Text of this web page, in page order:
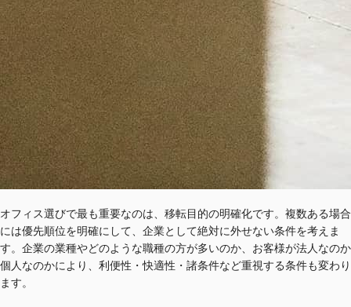
オフィス選びで最も重要なのは、移転目的の明確化です。複数ある場合
には優先順位を明確にして、企業として絶対に外せない条件を考えま
す。企業の業種やどのような職種の方が多いのか、お客様が法人なのか
個人なのかにより、利便性・快適性・諸条件など重視する条件も変わり
ます。​